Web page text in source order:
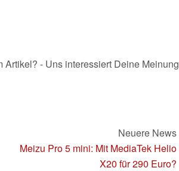
- Uns interessiert Deine Meinung
Neuere News
Meizu Pro 5 mini: Mit MediaTek Helio
X20 für 290 Euro?